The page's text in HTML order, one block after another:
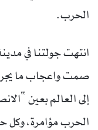
الحرب.
انتهت جولتنا في
صمت واعجاب ما يجري
إلى العالم بعين
الحرب مؤامرة، وكل